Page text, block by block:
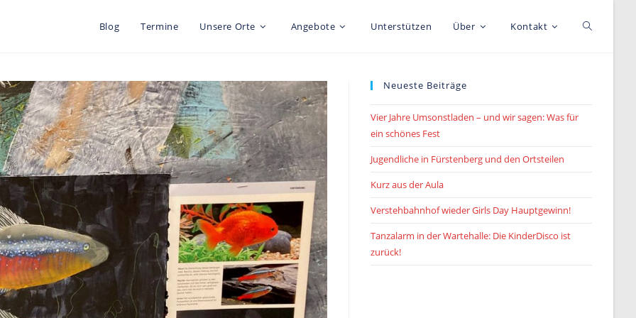
Blog Termine Unsere Orte Angebote Unterstützen Über Kontakt Toggle
Neueste Beiträge
Vier Jahre Umsonstladen – und wir sagen: Was für
ein schönes Fest
Jugendliche in Fürstenberg und den Ortsteilen
Kurz aus der Aula
Verstehbahnhof wieder Girls Day Hauptgewinn!
Tanzalarm in der Wartehalle: Die KinderDisco ist
zurück!